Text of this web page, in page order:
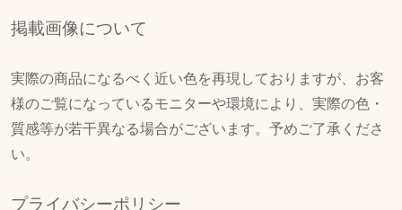
掲載画像について
実際の商品になるべく近い色を再現しておりますが、お客
様のご覧になっているモニターや環境により、実際の色・
質感等が若干異なる場合がございます。予めご了承くださ
い。
プライバシーポリシー